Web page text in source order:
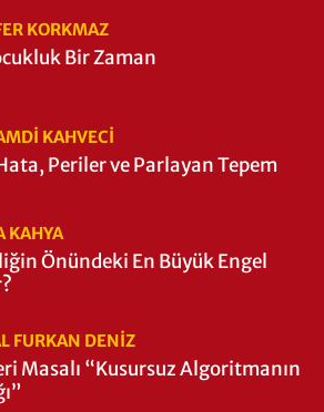
KORKMAZ
Bir Zaman
KAHVECİ
Periler ve Parlayan Tepem
KAHYA
Önündeki En Büyük Engel
FURKAN DENİZ
Masalı “Kusursuz Algoritmanın